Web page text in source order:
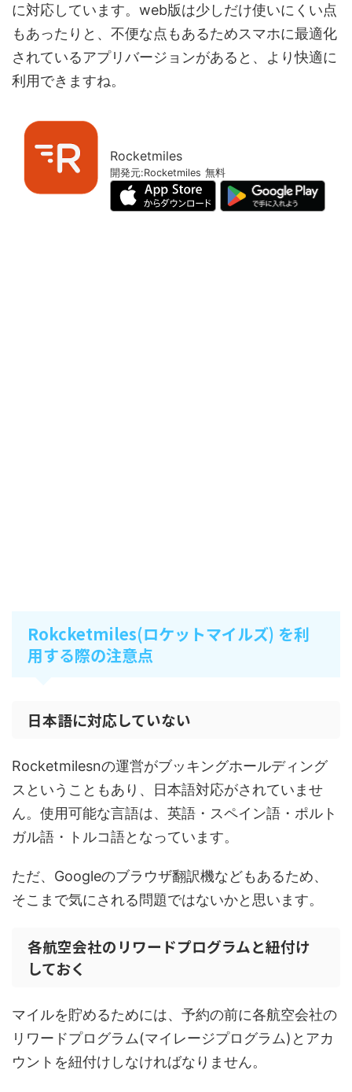
に対応しています。web版は少しだけ使いにくい点
もあったりと、不便な点もあるためスマホに最適化
されているアプリバージョンがあると、より快適に
利用できますね。
Rocketmiles
開発元:Rocketmiles 無料
Rokcketmiles(ロケットマイルズ) を利
用する際の注意点
日本語に対応していない
Rocketmilesnの運営がブッキングホールディング
スということもあり、日本語対応がされていませ
ん。使用可能な言語は、英語・スペイン語・ポルト
ガル語・トルコ語となっています。
ただ、Googleのブラウザ翻訳機などもあるため、
そこまで気にされる問題ではないかと思います。
各航空会社のリワードプログラムと紐付け
しておく
マイルを貯めるためには、予約の前に各航空会社の
リワードプログラム(マイレージプログラム)とアカ
ウントを紐付けしなければなりません。